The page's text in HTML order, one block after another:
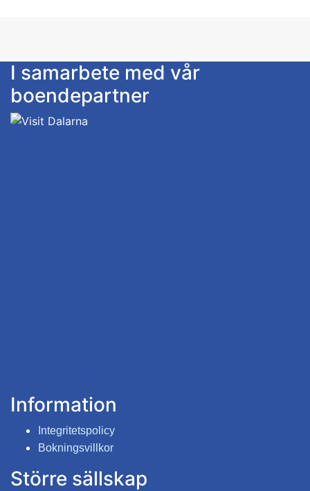
I samarbete med vår
boendepartner
Information
Integritetspolicy
Bokningsvillkor
Större sällskap